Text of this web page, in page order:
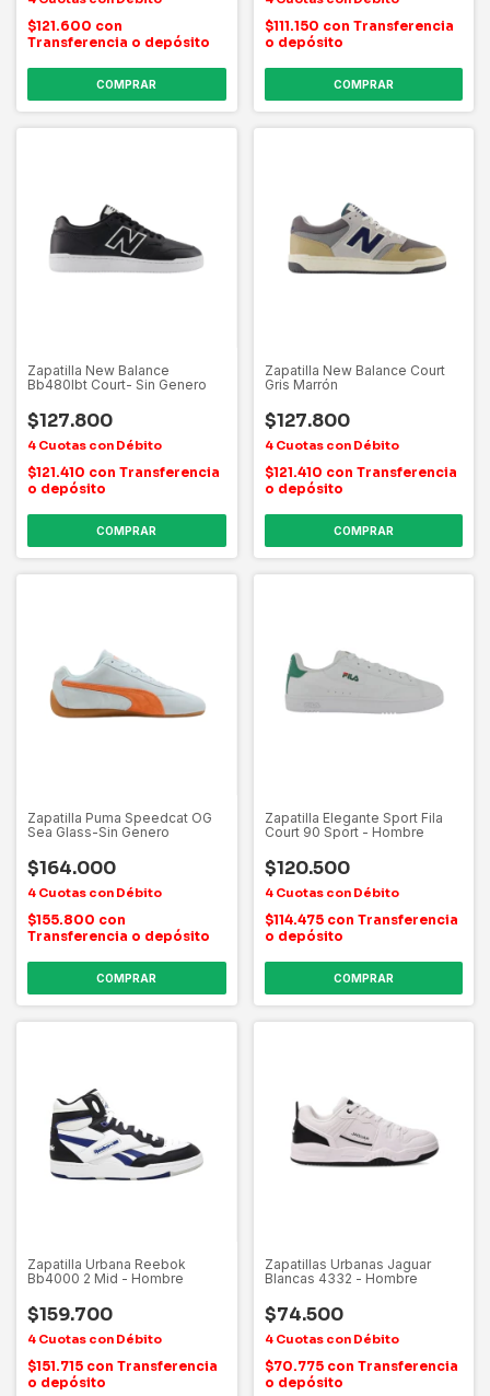
$121.600 con
Transferencia o depósito
COMPRAR
$111.150 con Transferencia
o depósito
COMPRAR
Zapatilla New Balance
Bb480lbt Court- Sin Genero
$127.800
$121.410 con Transferencia
o depósito
COMPRAR
Zapatilla New Balance Court
Gris Marrón
$127.800
$121.410 con Transferencia
o depósito
COMPRAR
Zapatilla Puma Speedcat OG
Sea Glass-Sin Genero
$164.000
$155.800 con
Transferencia o depósito
COMPRAR
Zapatilla Elegante Sport Fila
Court 90 Sport - Hombre
$120.500
$114.475 con Transferencia
o depósito
COMPRAR
Zapatilla Urbana Reebok
Bb4000 2 Mid - Hombre
$159.700
$151.715 con Transferencia
o depósito
Zapatillas Urbanas Jaguar
Blancas 4332 - Hombre
$74.500
$70.775 con Transferencia
o depósito